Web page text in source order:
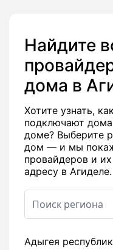
Найдите
дома в
Хотите узнать,
подключают
доме? Выберите
дом — и мы
провайдеров и
адресу в Агиделе.
Адыгея